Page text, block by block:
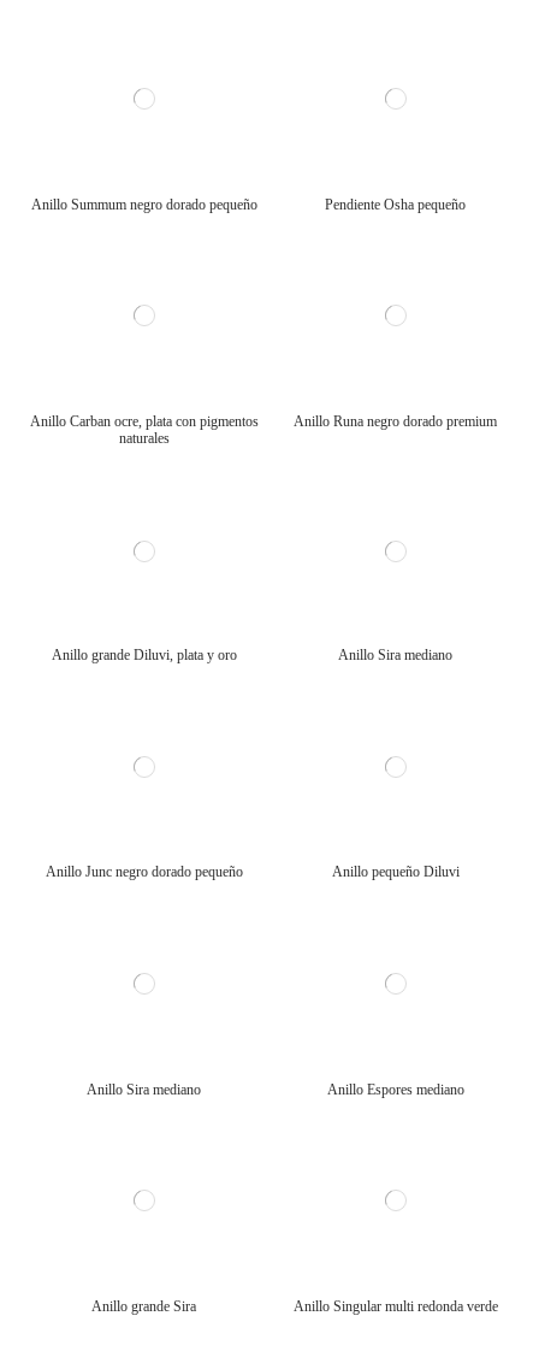
Anillo Summum negro dorado pequeño Pendiente Osha pequeño
Anillo Carban ocre, plata con pigmentos
naturales
Anillo Runa negro dorado premium
Anillo grande Diluvi, plata y oro Anillo Sira mediano
Anillo Junc negro dorado pequeño Anillo pequeño Diluvi
Anillo Sira mediano Anillo Espores mediano
Anillo grande Sira Anillo Singular multi redonda verde